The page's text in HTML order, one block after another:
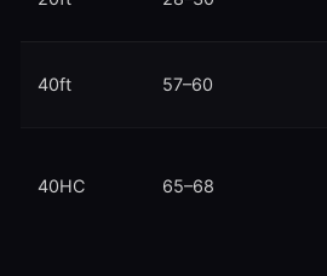
40ft 57–60
40HC 65–68